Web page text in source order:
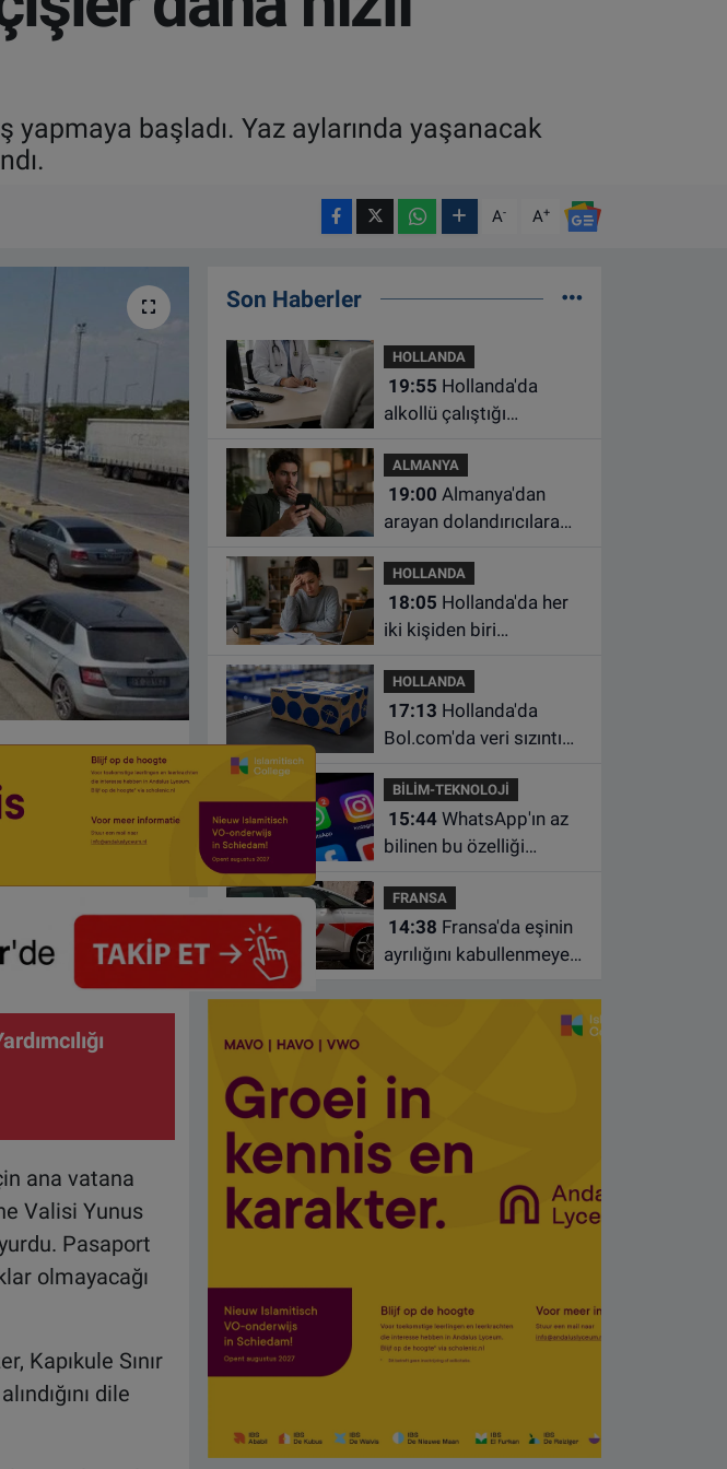
yapmaya başladı. Yaz aylarında yaşanacak
A- A+
ana vatana
Valisi Yunus
Pasaport
olmayacağı
Kapıkule Sınır
dile
Son Haberler
HOLLANDA
19:55
alkollü çalıştığı
çalışma yasağı
ALMANYA
19:00
arayan dolandırıcılara
HOLLANDA
18:05
iki kişiden biri
HOLLANDA
17:13
Bol.com'da veri sızıntısı:
geçirilmiş olabilir
BİLİM-TEKNOLOJİ
15:44WhatsApp'ın az
bilinen bu özelliği
hale getiriyor
FRANSA
14:38
ayrılığını kabullenmeyen